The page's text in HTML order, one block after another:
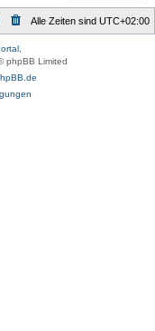
Alle Zeiten sind UTC+02:00
,
phpBB Limited